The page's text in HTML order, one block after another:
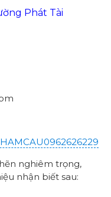
Phát Tài
nghiêm trọng,
nhận biết sau: